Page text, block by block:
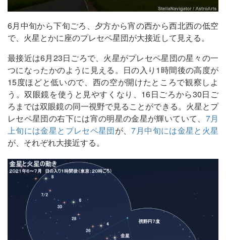
6月中旬から下旬ごろ、夕方から宵の西から西北西の低空
で、火星とかに座のプレセペ星団が大接近して見える。
最接近は6月23日ごろで、火星がプレセペ星団の星々の一
つになったかのように見える。日の入り1時間後の高度が
15度ほどと低いので、西の空が開けたところで観察しよ
う。双眼鏡を使うと見やすくなり、16日ごろから30日ご
ろまでは双眼鏡の同一視野で見ることができる。火星とプ
レセペ星団の右下には宵の明星の金星が輝いていて、 7月
上旬には金星とプレセペ星団が、7月中旬には金星と火星
が、それぞれ大接近する。